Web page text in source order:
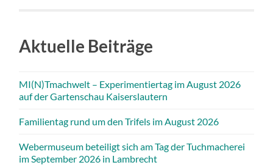
Aktuelle Beiträge
MI(N)Tmachwelt – Experimentiertag im August 2026
auf der Gartenschau Kaiserslautern
Familientag rund um den Trifels im August 2026
Webermuseum beteiligt sich am Tag der Tuchmacherei
im September 2026 in Lambrecht